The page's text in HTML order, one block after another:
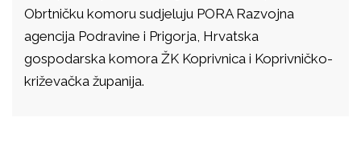
Obrtničku komoru sudjeluju PORA Razvojna
agencija Podravine i Prigorja, Hrvatska
gospodarska komora ŽK Koprivnica i Koprivničko-
križevačka županija.